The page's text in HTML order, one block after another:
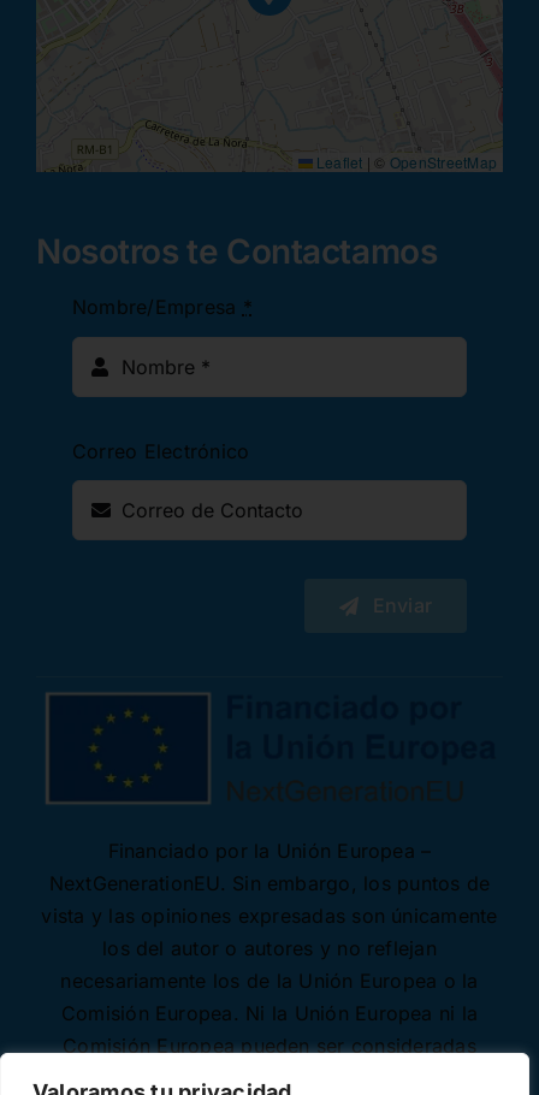
Leaflet | © OpenStreetMap
Nosotros te Contactamos
Nombre/Empresa *
Correo Electrónico
Enviar
Financiado por la Unión Europea –
NextGenerationEU. Sin embargo, los puntos de
vista y las opiniones expresadas son únicamente
los del autor o autores y no reflejan
necesariamente los de la Unión Europea o la
Comisión Europea. Ni la Unión Europea ni la
Comisión Europea pueden ser consideradas
responsables de las mismas.